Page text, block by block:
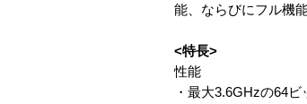
能、ならびにフル機
<特長>
性能
・最大3.6GHzの64